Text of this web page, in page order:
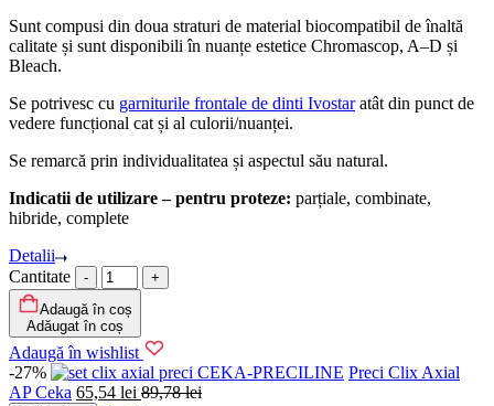
Sunt compusi din doua straturi de material biocompatibil de înaltă
calitate și sunt disponibili în nuanțe estetice Chromascop, A–D și
Bleach.
Se potrivesc cu garniturile frontale de dinti Ivostaratât din punct de
vedere funcțional cat și al culorii/nuanței.
Se remarcă prin individualitatea și aspectul său natural.
Indicatii de utilizare – pentru proteze: parțiale, combinate,
hibride, complete
Detalii
Cantitate
Adaugă în coș
Adăugat în coș
Adaugă în wishlist
-27%
CEKA-PRECILINE Preci Clix Axial
AP Ceka 65,54 lei 89,78lei